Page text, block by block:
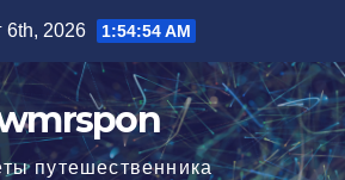
6th, 2026 1:54:55 AM
путешественника